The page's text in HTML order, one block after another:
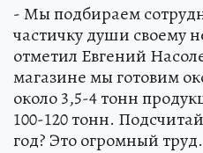
- Мы подбираем
частичку души своему
отметил Евгений
магазине мы готовим
около 3,5-4 тонн
100-120 тонн.
год? Это огромный труд.